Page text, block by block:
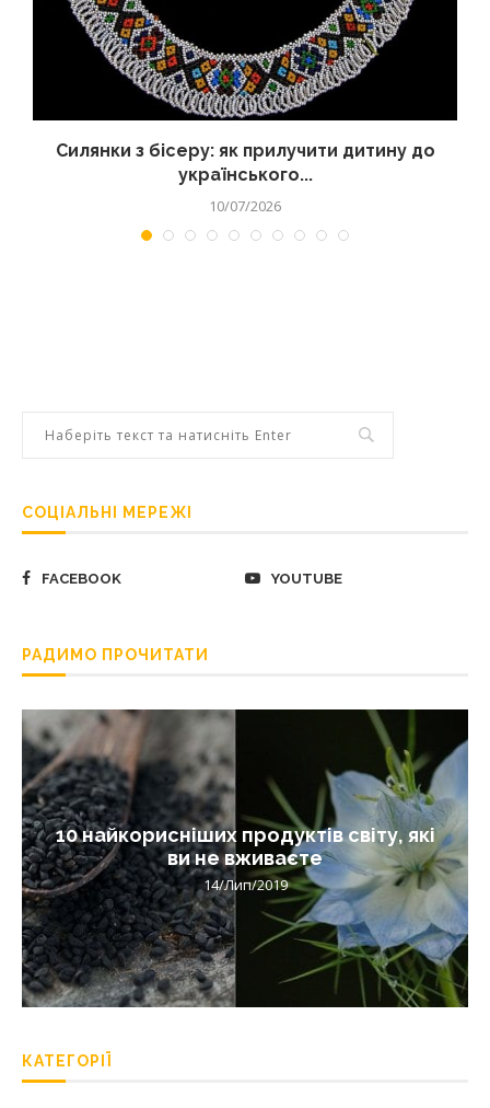
Силянки з бісеру: як прилучити дитину до
українського...
10/07/2026
СОЦІАЛЬНІ МЕРЕЖІ
FACEBOOK YOUTUBE
РАДИМО ПРОЧИТАТИ
10 найкорисніших продуктів світу, які
ви не вживаєте
14/Лип/2019
КАТЕГОРІЇ